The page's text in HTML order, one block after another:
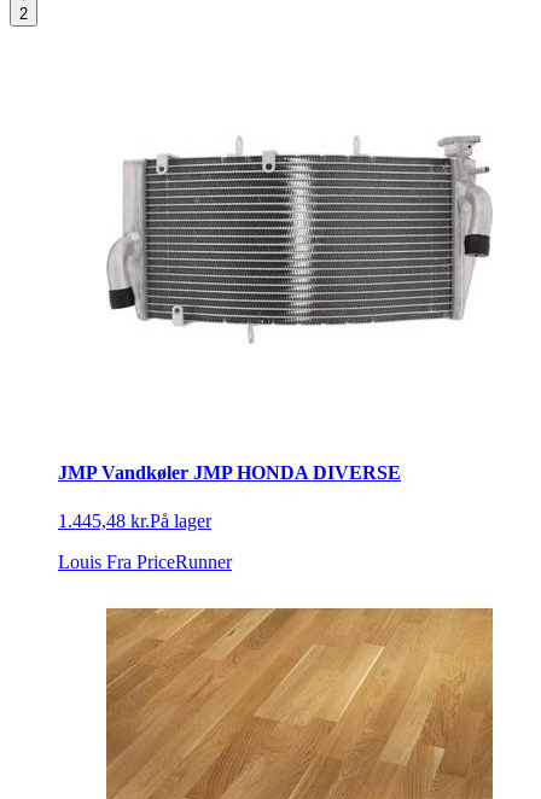
2
JMP Vandkøler JMP HONDA DIVERSE
1.445,48 kr.På lager
Louis Fra PriceRunner